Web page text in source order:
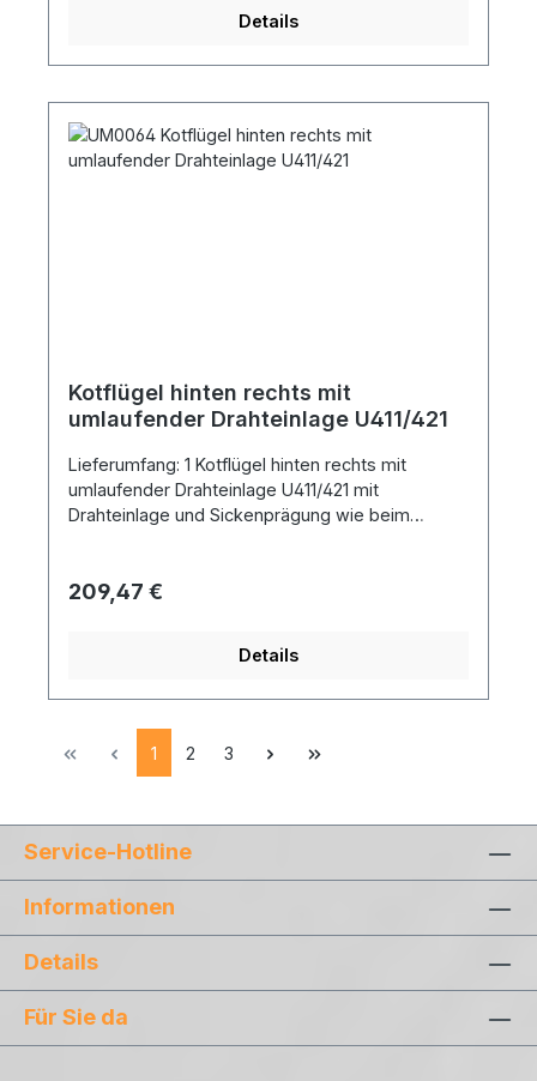
Details
Kotflügel hinten rechts mit
umlaufender Drahteinlage U411/421
Lieferumfang: 1 Kotflügel hinten rechts mit
umlaufender Drahteinlage U411/421 mit
Drahteinlage und Sickenprägung wie beim
Regulärer Preis:
209,47 €
Details
Seite
1 Seite
2 Seite
3
Service-Hotline
Informationen
Details
Für Sie da